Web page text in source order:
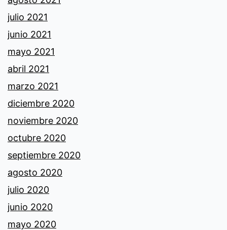
julio 2021
junio 2021
mayo 2021
abril 2021
marzo 2021
diciembre 2020
noviembre 2020
octubre 2020
septiembre 2020
agosto 2020
julio 2020
junio 2020
mayo 2020